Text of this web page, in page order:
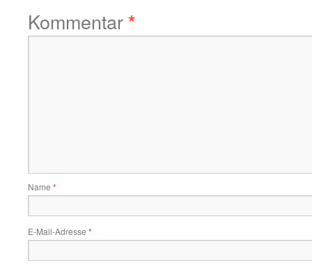
Kommentar*
Name *
E-Mail-Adresse *